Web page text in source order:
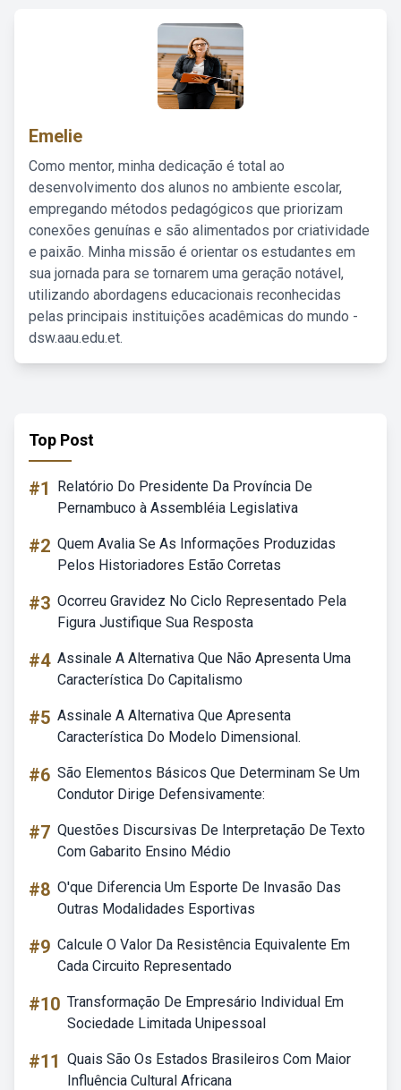
Emelie
Como mentor, minha dedicação é total ao
desenvolvimento dos alunos no ambiente escolar,
empregando métodos pedagógicos que priorizam
conexões genuínas e são alimentados por criatividade
e paixão. Minha missão é orientar os estudantes em
sua jornada para se tornarem uma geração notável,
utilizando abordagens educacionais reconhecidas
pelas principais instituições acadêmicas do mundo -
dsw.aau.edu.et.
Top Post
#1
Relatório Do Presidente Da Província De
Pernambuco à Assembléia Legislativa
#2 Quem Avalia Se As Informações Produzidas
Pelos Historiadores Estão Corretas
#3 Ocorreu Gravidez No Ciclo Representado Pela
Figura Justifique Sua Resposta
#4 Assinale A Alternativa Que Não Apresenta Uma
Característica Do Capitalismo
#5 Assinale A Alternativa Que Apresenta
Característica Do Modelo Dimensional.
#6 São Elementos Básicos Que Determinam Se Um
Condutor Dirige Defensivamente:
#7 Questões Discursivas De Interpretação De Texto
Com Gabarito Ensino Médio
#8 O'que Diferencia Um Esporte De Invasão Das
Outras Modalidades Esportivas
#9 Calcule O Valor Da Resistência Equivalente Em
Cada Circuito Representado
#10 Transformação De Empresário Individual Em
Sociedade Limitada Unipessoal
#11 Quais São Os Estados Brasileiros Com Maior
Influência Cultural Africana